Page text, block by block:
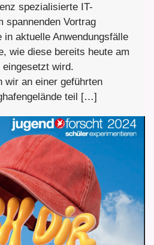
spezialisierte IT-
spannenden Vortrag
aktuelle Anwendungsfälle
wie diese bereits heute am
wird.
wir an einer geführten
teil […]